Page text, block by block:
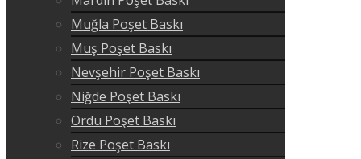
Muğla Poşet Baskı
Muş Poşet Baskı
Nevşehir Poşet Baskı
Niğde Poşet Baskı
Ordu Poşet Baskı
Rize Poşet Baskı